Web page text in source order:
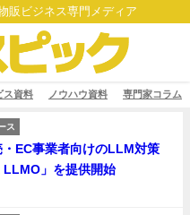
販ビジネス専門メディア
ス資料 ノウハウ資料 専門家コラム
ス
EC事業者向けのLLM対策
」を提供開始